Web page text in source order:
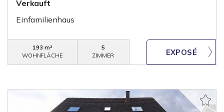
Verkauft
Einfamilienhaus
193 m²
WOHNFLÄCHE
5
ZIMMER